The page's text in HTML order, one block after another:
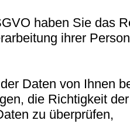
haben Sie das
ihrer
Daten von Ihnen
die Richtigkeit der
zu überprüfen,